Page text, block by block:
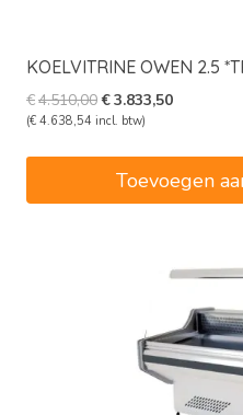
KOELVITRINE OWEN 2.5
€4.510,00Oorspronkelijke
prijs
€3.833,50Huidige
(€ 4.638,54 incl. btw)
Toevoegen